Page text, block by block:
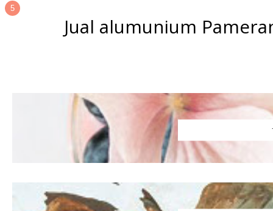
Jual alumunium